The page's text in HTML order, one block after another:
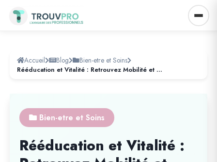
Accueil Blog Bien-etre et Soins
Rééducation et Vitalité : Retrouvez Mobilité et Force avec les Kinésithérapeutes
Bien-etre et Soins
Rééducation et Vitalité :